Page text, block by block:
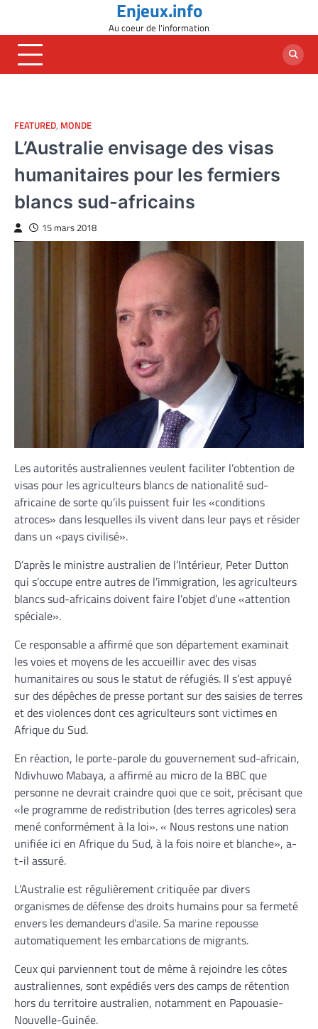
content
Enjeux.info
Au coeur de l'information
FEATURED, MONDE
L’Australie envisage des visas
humanitaires pour les fermiers
blancs sud-africains
15 mars 2018
Les autorités australiennes veulent faciliter l’obtention de
visas pour les agriculteurs blancs de nationalité sud-
africaine de sorte qu’ils puissent fuir les «conditions
atroces» dans lesquelles ils vivent dans leur pays et résider
dans un «pays civilisé».
D’après le ministre australien de l’Intérieur, Peter Dutton
qui s’occupe entre autres de l’immigration, les agriculteurs
blancs sud-africains doivent faire l’objet d’une «attention
spéciale».
Ce responsable a affirmé que son département examinait
les voies et moyens de les accueillir avec des visas
humanitaires ou sous le statut de réfugiés. Il s’est appuyé
sur des dépêches de presse portant sur des saisies de terres
et des violences dont ces agriculteurs sont victimes en
Afrique du Sud.
En réaction, le porte-parole du gouvernement sud-africain,
Ndivhuwo Mabaya, a affirmé au micro de la BBC que
personne ne devrait craindre quoi que ce soit, précisant que
«le programme de redistribution (des terres agricoles) sera
mené conformément à la loi». « Nous restons une nation
unifiée ici en Afrique du Sud, à la fois noire et blanche», a-
t-il assuré.
L’Australie est régulièrement critiquée par divers
organismes de défense des droits humains pour sa fermeté
envers les demandeurs d’asile. Sa marine repousse
automatiquement les embarcations de migrants.
Ceux qui parviennent tout de même à rejoindre les côtes
australiennes, sont expédiés vers des camps de rétention
hors du territoire australien, notamment en Papouasie-
Nouvelle-Guinée.